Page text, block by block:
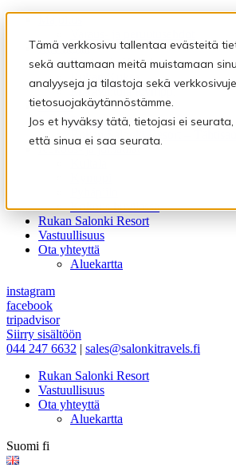
Tämä verkkosivu tallentaa evästeitä
sekä auttamaan meitä muistamaan
analyyseja ja tilastoja sekä
tietosuojakäytännöstämme.
Jos et hyväksy tätä, tietojasi ei
että sinua ei saa seurata.
Ravintolat
Ravintola Kultala
Rukan Kuksa
Eräravintola Kymppi
Saunat
Pyhäpiilon saunamaailma
Rukan Salonki Resort –
Kokous- ja juhlatilat
Kokous huvilassa
Rukan Salonki Resort
Vastuullisuus
Ota yhteyttä
Aluekartta
instagram
facebook
tripadvisor
Siirry sisältöön
044 247 6632 | sales@salonkitravels.fi
Rukan Salonki Resort
Vastuullisuus
Ota yhteyttä
Aluekartta
Suomi fi